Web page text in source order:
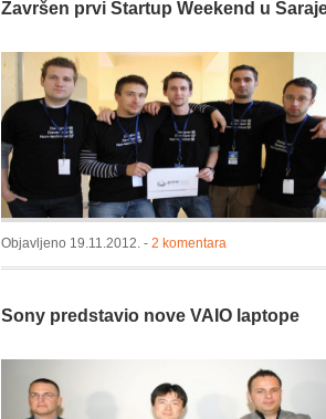
snagu
na
telefone
Završen prvi Startup Weekend u
Objavljeno 19.11.2012. - 2 komentara
Sony predstavio nove VAIO laptope